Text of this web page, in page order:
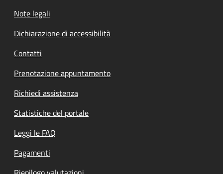
Note legali
Dichiarazione di accessibilità
Contatti
Prenotazione appuntamento
Richiedi assistenza
Statistiche del portale
Leggi le FAQ
Pagamenti